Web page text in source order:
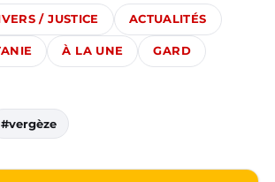
/ JUSTICE ACTUALITÉS
À LA UNE GARD
#vergèze